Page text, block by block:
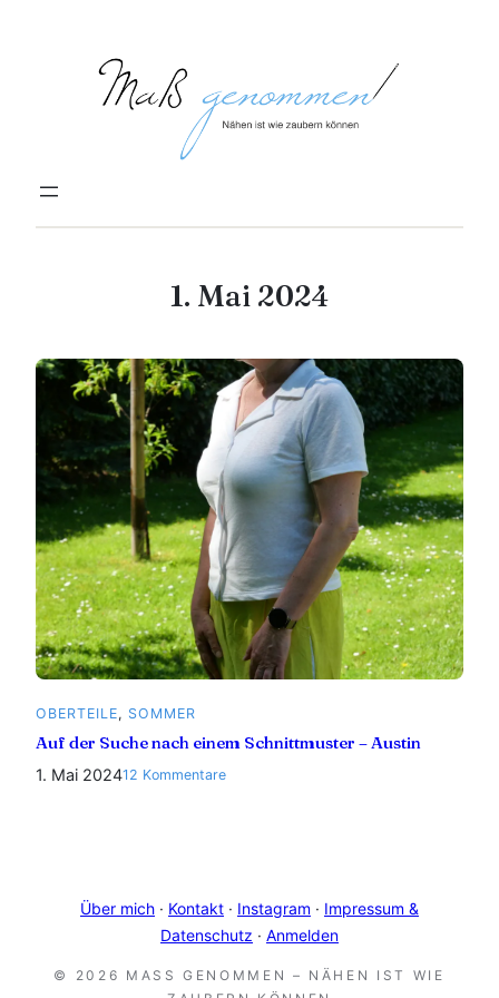
springen
1. Mai 2024
OBERTEILE, SOMMER
Auf der Suche nach einem Schnittmuster – Austin
1. Mai 202412 Kommentarezu
Schnittmuster
–
Über mich · Kontakt · Instagram · Impressum &
Datenschutz · Anmelden
© 2026 MASS GENOMMEN – NÄHEN IST WIE Z